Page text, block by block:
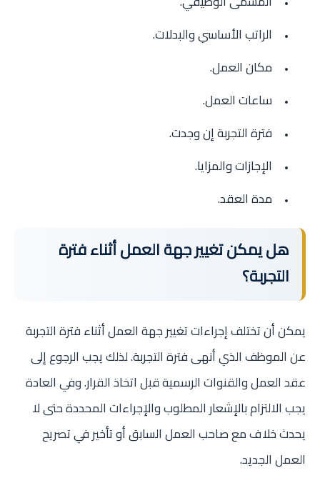
الراتب الأساسي والبدلات.
مكان العمل.
ساعات العمل.
فترة التجربة إن وجدت.
الإجازات والمزايا.
مدة العقد.
هل يمكن تغيير جهة العمل أثناء فترة
التجربة؟
يمكن أن تختلف إجراءات تغيير جهة العمل أثناء فترة التجربة
عن الموظف الذي أنهى فترة التجربة. لذلك يجب الرجوع إلى
عقد العمل والقنوات الرسمية قبل اتخاذ القرار. وفي العادة
يجب الالتزام بالإشعار المطلوب والإجراءات المحددة حتى لا
يحدث خلاف مع صاحب العمل السابق أو تأخير في تصريح
العمل الجديد.